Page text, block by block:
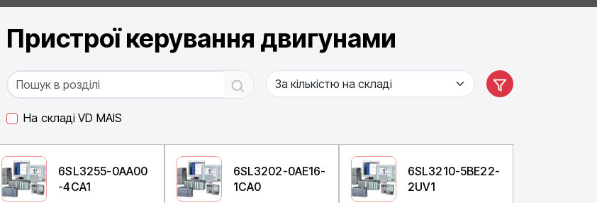
Пристрої керування двигунами
На складі VD MAIS
6SL3255-0AA00
-4CA1
6SL3202-0AE16-
1CA0
6SL3210-5BE22-
2UV1